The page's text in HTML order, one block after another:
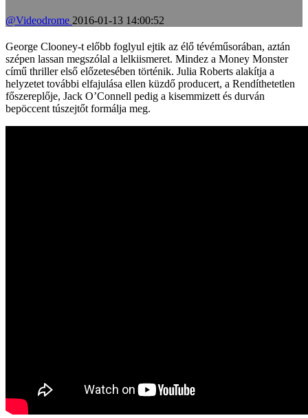
@Videodrome 2016-01-13 14:00:52
George Clooney-t előbb foglyul ejtik az élő tévéműsorában, aztán
szépen lassan megszólal a lelkiismeret. Mindez a Money Monster
című thriller első előzetesében történik. Julia Roberts alakítja a
helyzetet további elfajulása ellen küzdő producert, a Rendíthetetlen
főszereplője, Jack O’Connell pedig a kisemmizett és durván
bepöccent túszejtőt formálja meg.